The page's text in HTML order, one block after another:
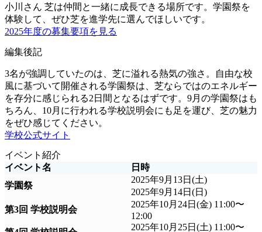
小川さん 芝は仲間と一緒に成長できる場所です。学園祭を
体験して、ぜひ芝を進学先に選んでほしいです。
2025年度の募集要項を見る
編集後記
3名が強調していたのは、芝に溢れる熱気の強さ。自由な校
風に基づいて開催される学園祭は、芝ならではのエネルギー
を存分に感じられる2日間となるはずです。9月の学園祭はも
ちろん、10月に行われる学校説明会にも足を運び、芝の魅力
をぜひ感じてください。
学校公式サイト
イベント紹介
イベント名
日時
学園祭
2025年9月13日(土)
2025年9月14日(日)
第3回 学校説明会
2025年10月24日(金) 11:00〜
12:00
2025年10月25日(土) 11:00〜